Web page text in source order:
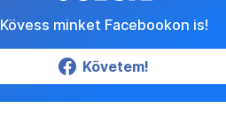
Kövess minket Facebookon is!
Követem!